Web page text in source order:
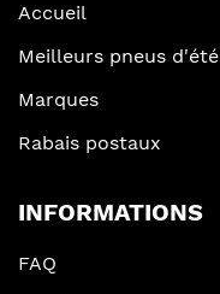
Accueil
Meilleurs pneus d'été
Marques
Rabais postaux
INFORMATIONS
FAQ